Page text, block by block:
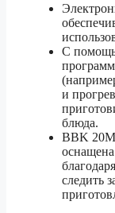
С
и
блюда.
BBK
следить